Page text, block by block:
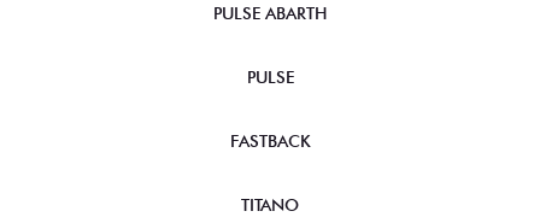
PULSE ABARTH
PULSE
FASTBACK
TITANO